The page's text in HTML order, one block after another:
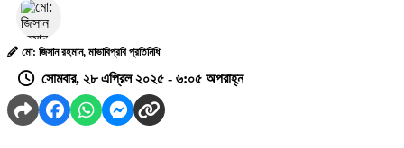
মো: জিসান রহমান, মাভাবিপ্রবি প্রতিনিধি
সোমবার, ২৮ এপ্রিল ২০২৫ - ৬:০৫ অপরাহ্ন